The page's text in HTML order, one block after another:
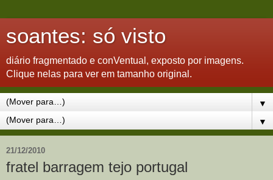
soantes: só visto
diário fragmentado e conVentual, exposto por imagens.
Clique nelas para ver em tamanho original.
▼
▼
21/12/2010
fratel barragem tejo portugal